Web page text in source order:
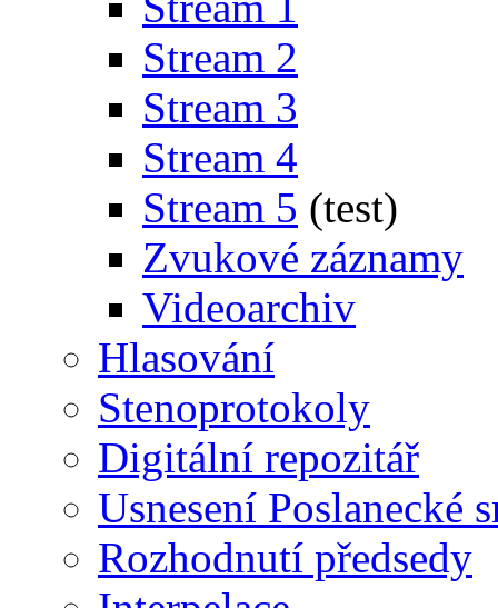
Stream 2
Stream 3
Stream 4
Stream 5 (test)
Zvukové záznamy
Videoarchiv
Hlasování
Stenoprotokoly
Digitální repozitář
Usnesení Poslanecké
Rozhodnutí předsedy